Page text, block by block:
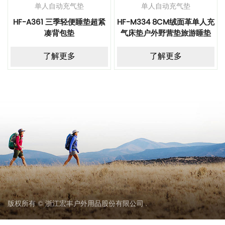
单人自动充气垫
HF-A361 三季轻便睡垫超紧
凑背包垫
了解更多
单人自动充气垫
HF-M334 8CM绒面革单人充
气床垫户外野营垫旅游睡垫
了解更多
版权所有 © 浙江宏丰户外用品股份有限公司 .